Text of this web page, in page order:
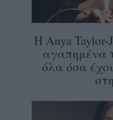
Η Anya Taylor-
αγαπημένα
όλα όσα